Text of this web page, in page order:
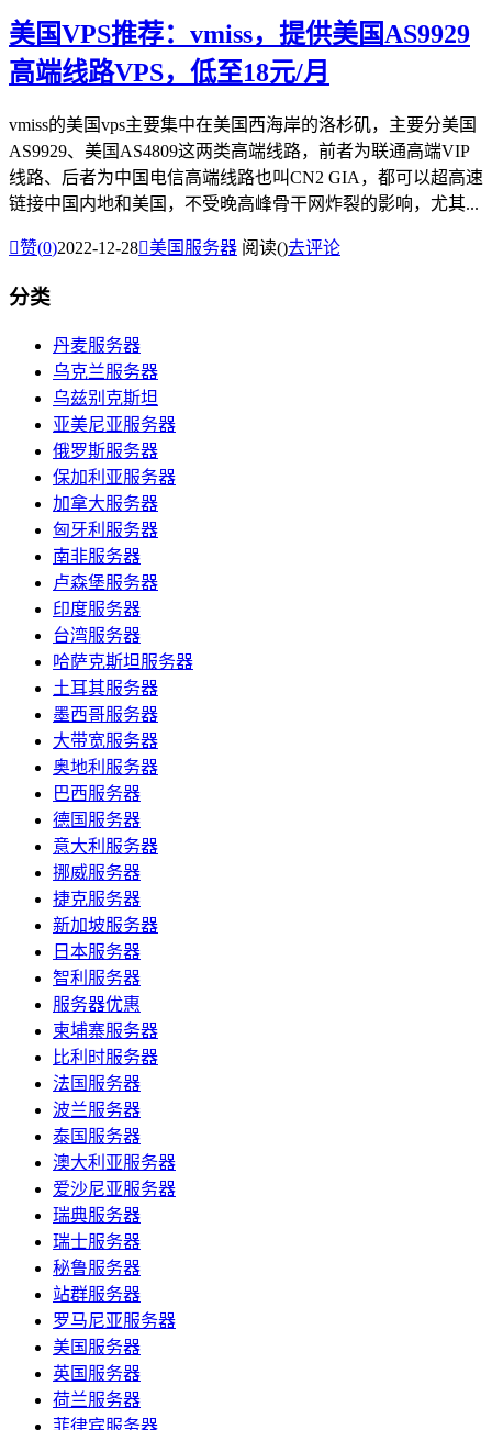
美国VPS推荐：vmiss，提供美国AS9929
高端线路VPS，低至18元/月
vmiss的美国vps主要集中在美国西海岸的洛杉矶，主要分美国
AS9929、美国AS4809这两类高端线路，前者为联通高端VIP
线路、后者为中国电信高端线路也叫CN2 GIA，都可以超高速
链接中国内地和美国，不受晚高峰骨干网炸裂的影响，尤其...
赞(0)2022-12-28美国服务器 阅读()去评论
分类
丹麦服务器
乌克兰服务器
乌兹别克斯坦
亚美尼亚服务器
俄罗斯服务器
保加利亚服务器
加拿大服务器
匈牙利服务器
南非服务器
卢森堡服务器
印度服务器
台湾服务器
哈萨克斯坦服务器
土耳其服务器
墨西哥服务器
大带宽服务器
奥地利服务器
巴西服务器
德国服务器
意大利服务器
挪威服务器
捷克服务器
新加坡服务器
日本服务器
智利服务器
服务器优惠
柬埔寨服务器
比利时服务器
法国服务器
波兰服务器
泰国服务器
澳大利亚服务器
爱沙尼亚服务器
瑞典服务器
瑞士服务器
秘鲁服务器
站群服务器
罗马尼亚服务器
美国服务器
英国服务器
荷兰服务器
菲律宾服务器